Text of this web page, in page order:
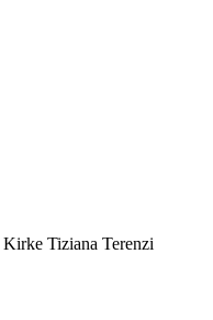
Kirke Tiziana Terenzi